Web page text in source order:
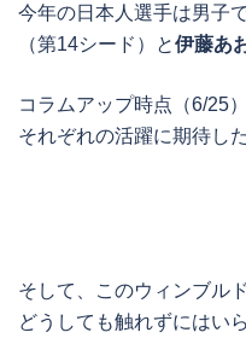
今年の日本人選手は男子
（第14シード）と伊藤あ
コラムアップ時点（6/25
それぞれの活躍に期待し
そして、このウィンブル
どうしても触れずにはい